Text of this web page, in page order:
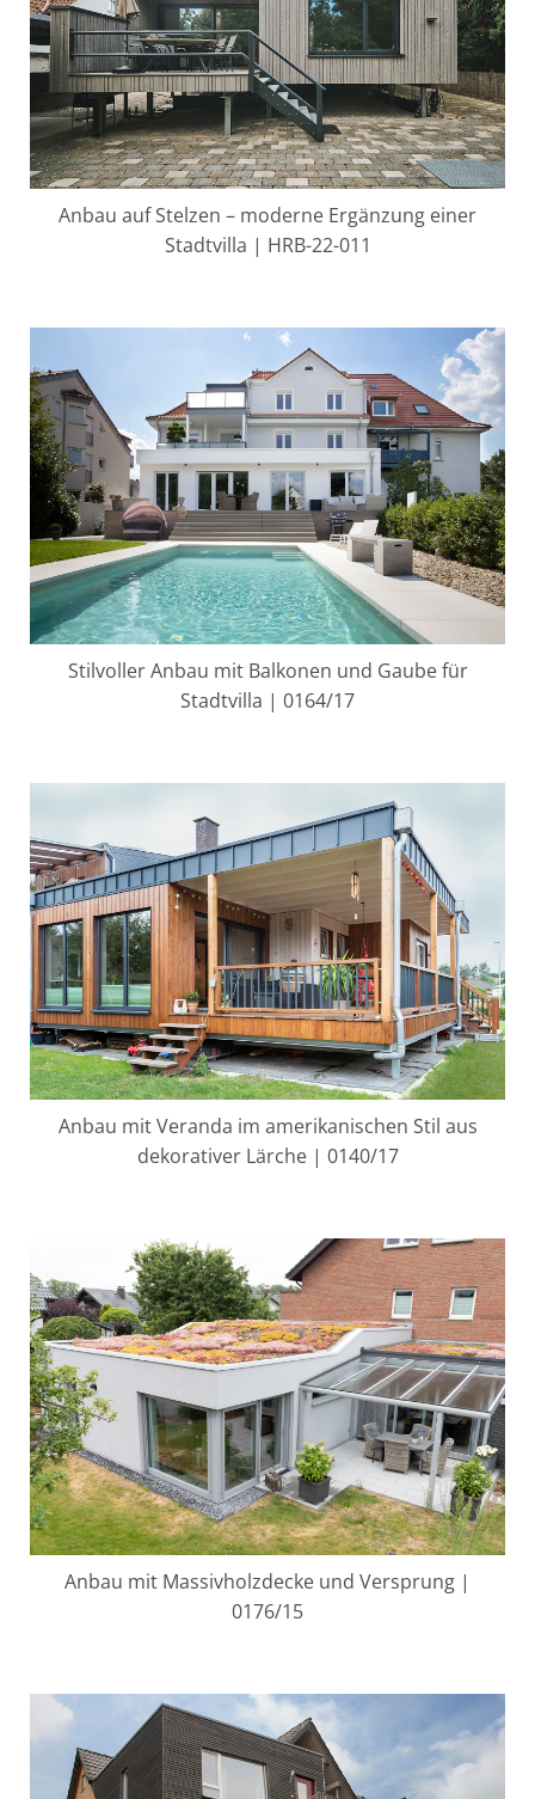
Anbau auf Stelzen – moderne Ergänzung einer
Stadtvilla | HRB-22-011
Stilvoller Anbau mit Balkonen und Gaube für
Stadtvilla | 0164/17
Anbau mit Veranda im amerikanischen Stil aus
dekorativer Lärche | 0140/17
Anbau mit Massivholzdecke und Versprung |
0176/15